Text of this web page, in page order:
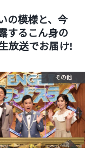
の模様と、今
するこん身の
放送でお届け!
その他